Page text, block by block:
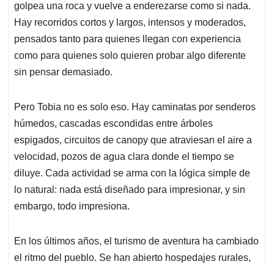
golpea una roca y vuelve a enderezarse como si nada.
Hay recorridos cortos y largos, intensos y moderados,
pensados tanto para quienes llegan con experiencia
como para quienes solo quieren probar algo diferente
sin pensar demasiado.
Pero Tobia no es solo eso. Hay caminatas por senderos
húmedos, cascadas escondidas entre árboles
espigados, circuitos de canopy que atraviesan el aire a
velocidad, pozos de agua clara donde el tiempo se
diluye. Cada actividad se arma con la lógica simple de
lo natural: nada está diseñado para impresionar, y sin
embargo, todo impresiona.
En los últimos años, el turismo de aventura ha cambiado
el ritmo del pueblo. Se han abierto hospedajes rurales,